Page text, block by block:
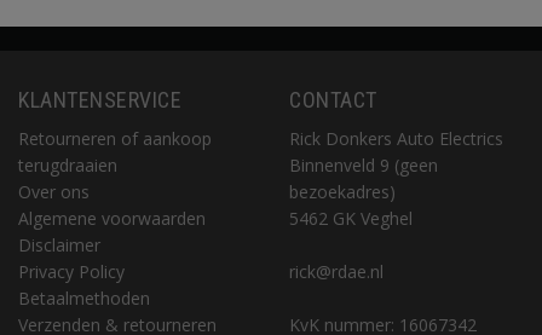
KLANTENSERVICE
Retourneren of aankoop
terugdraaien
Over ons
Algemene voorwaarden
Disclaimer
Privacy Policy
Betaalmethoden
Verzenden & retourneren
CONTACT
Rick Donkers Auto Electrics
Binnenveld 9 (geen
bezoekadres)
5462 GK Veghel
rick@rdae.nl
KvK nummer: 16067342